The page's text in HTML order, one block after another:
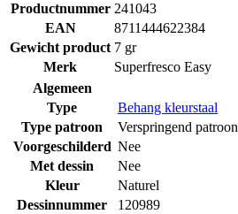
Productnummer 241043
EAN
8711444622384
Gewicht product 7 gr
Merk
Superfresco Easy
Algemeen
Type
Behang kleurstaal
Type patroon
Verspringend patroon
Voorgeschilderd Nee
Met dessin
Nee
Kleur
Naturel
Dessinnummer
120989